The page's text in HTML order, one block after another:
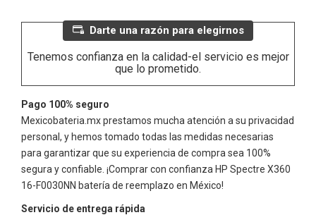
Darte una razón para elegirnos
Tenemos confianza en la calidad-el servicio es mejor
que lo prometido.
Pago 100% seguro
Mexicobateria.mx prestamos mucha atención a su privacidad
personal, y hemos tomado todas las medidas necesarias
para garantizar que su experiencia de compra sea 100%
segura y confiable. ¡Comprar con confianza HP Spectre X360
16-F0030NN batería de reemplazo en México!
Servicio de entrega rápida